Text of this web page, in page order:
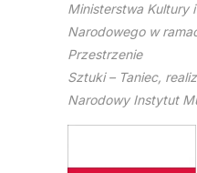
Ministerstwa Kultury
Narodowego w
Przestrzenie
Sztuki – Taniec,
Narodowy Instytut